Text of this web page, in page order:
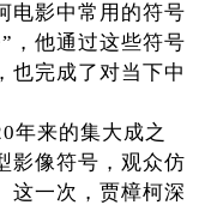
电影中常用的符号
，他通过这些符号
也完成了对当下中
年来的集大成之
影像符号，观众仿
这一次，贾樟柯深